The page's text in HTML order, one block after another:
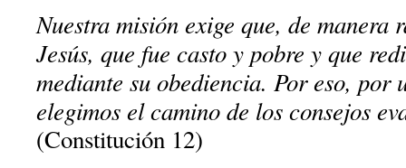
Nuestra misión exige que, de manera
Jesús, que fue casto y pobre y que
mediante su obediencia. Por eso, por
elegimos el camino de los consejos
(Constitución 12)